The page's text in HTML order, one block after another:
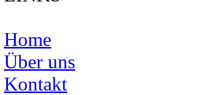
Home
Über uns
Kontakt